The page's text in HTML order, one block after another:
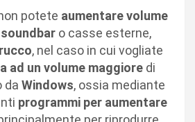
potete aumentare volume
soundbar o casse esterne,
, nel caso in cui vogliate
ad un volume maggiore di
da Windows, ossia mediante
programmi per aumentare